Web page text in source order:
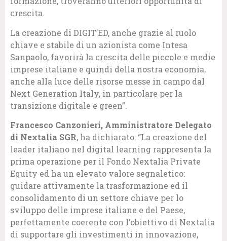
crescita.
La creazione di DIGIT’ED, anche grazie al ruolo
chiave e stabile di un azionista come Intesa
Sanpaolo, favorirà la crescita delle piccole e medie
imprese italiane e quindi della nostra economia,
anche alla luce delle risorse messe in campo dal
Next Generation Italy, in particolare per la
transizione digitale e green”.
Francesco Canzonieri, Amministratore Delegato
di Nextalia SGR, ha dichiarato: “La creazione del
leader italiano nel digital learning rappresenta la
prima operazione per il Fondo Nextalia Private
Equity ed ha un elevato valore segnaletico:
guidare attivamente la trasformazione ed il
consolidamento di un settore chiave per lo
sviluppo delle imprese italiane e del Paese,
perfettamente coerente con l’obiettivo di Nextalia
di supportare gli investimenti in innovazione,